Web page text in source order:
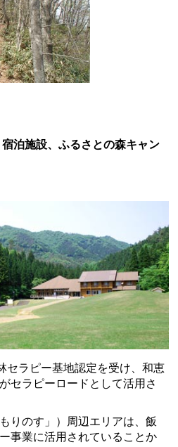
泊施設、ふるさとの森キャン
セラピー基地認定を受け、和恵
セラピーロードとして活用さ
りのす」）周辺エリアは、飯
事業に活用されていることか